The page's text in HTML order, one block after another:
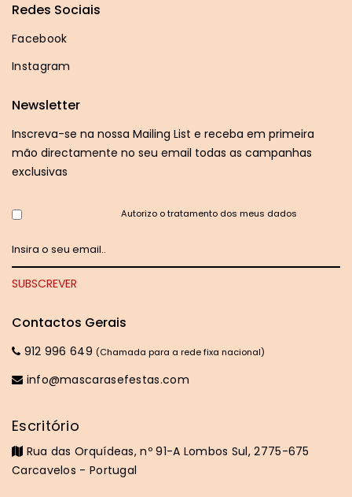
Redes Sociais
Facebook
Instagram
Newsletter
Inscreva-se na nossa Mailing List e receba em primeira
mão directamente no seu email todas as campanhas
exclusivas
Autorizo o tratamento dos meus dados
Contactos Gerais
912 996 649 (Chamada para a rede fixa nacional)
info@mascarasefestas.com
Escritório
Rua das Orquídeas, nº 91-A Lombos Sul, 2775-675
Carcavelos - Portugal